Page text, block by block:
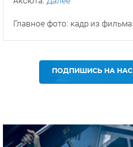
Главное фото: кадр из фильма
ПОДПИШИСЬ НА НАС